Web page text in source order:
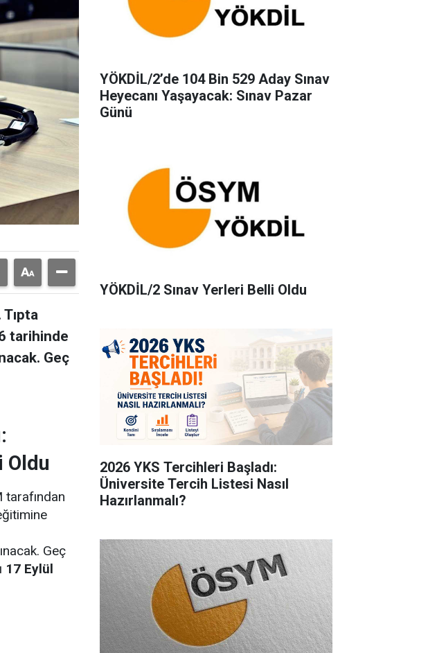
tarihinde
Geç
Oldu
tarafından
Geç
17 Eylül
YÖKDİL/2’de 104 Bin 529 Aday Sınav
Heyecanı Yaşayacak: Sınav Pazar
Günü
YÖKDİL/2 Sınav Yerleri Belli Oldu
2026 YKS Tercihleri Başladı:
Üniversite Tercih Listesi Nasıl
Hazırlanmalı?